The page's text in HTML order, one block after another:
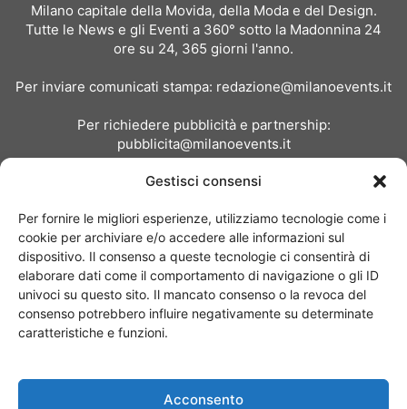
Gestisci consensi
Per fornire le migliori esperienze, utilizziamo tecnologie come i
cookie per archiviare e/o accedere alle informazioni sul
dispositivo. Il consenso a queste tecnologie ci consentirà di
elaborare dati come il comportamento di navigazione o gli ID
univoci su questo sito. Il mancato consenso o la revoca del
consenso potrebbero influire negativamente su determinate
caratteristiche e funzioni.
Acconsento
Milano capitale della Movida, della Moda e del Design.
Tutte le News e gli Eventi a 360° sotto la Madonnina 24
ore su 24, 365 giorni l'anno.
Per inviare comunicati stampa: redazione@milanoevents.it
Per richiedere pubblicità e partnership:
pubblicita@milanoevents.it
Chi siamo I Nostri Clienti